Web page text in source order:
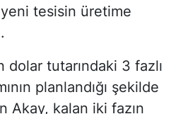
yeni tesisin üretime
dolar tutarındaki 3 fazlı
planlandığı şekilde
Akay, kalan iki fazın